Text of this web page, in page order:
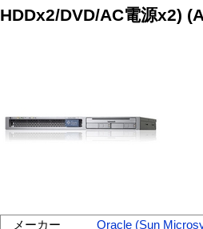
HDDx2/DVD/AC電源x2)
メーカー
Oracle (Sun